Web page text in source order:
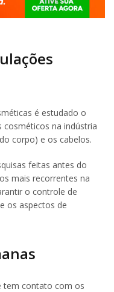
é estudado o
na indústria
corpo) e os cabelos.
feitas antes do
mais recorrentes na
o controle de
os aspectos de
tem contato com os